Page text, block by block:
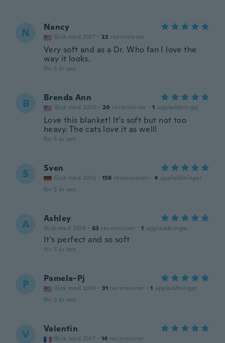
N Nancy
Gick med 2017 · 22 recensioner
Very soft and as a Dr. Who fan I love the
way it looks.
för 5 år sen
B Brenda Ann
Gick med 2020 · 20 recensioner · 1 uppladdningar
Love this blanket! It’s soft but not too
heavy. The cats love it as well!
för 5 år sen
S Sven
Gick med 2016 · 158 recensioner · 4 uppladdningar
för 5 år sen
A Ashley
Gick med 2018 · 63 recensioner · 1 uppladdningar
It's perfect and so soft
för 5 år sen
P Pamela-Pj
Gick med 2016 · 31 recensioner · 1 uppladdningar
för 5 år sen
V Valentin
Gick med 2017 · 14 recensioner